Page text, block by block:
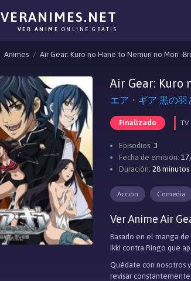
VERANIMES.NET
VER ANIME ONLINE GRATIS
Animes Air Gear: Kuro no Hane to Nemuri no Mori -
Air Gear: Kuro
エア・ギア 黒の
Finalizado TV
Episodios: 3
Fecha de emisión:
Duración: 28
Acción Comedia
Ver Anime Air
Basado en el manga
Ikki contra Ringo que
Quédate con nosotros
revisar